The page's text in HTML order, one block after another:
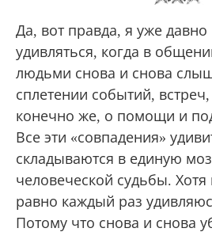
Да, вот правда, я уже давно
удивляться, когда в
людьми снова и снова
сплетении событий,
конечно же, о помощи и
Все эти «совпадения»
складываются в единую
человеческой судьбы.
равно каждый раз
Потому что снова и снова